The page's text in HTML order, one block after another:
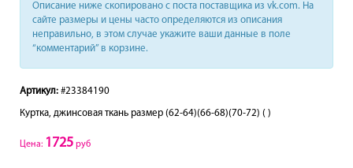
Описание ниже скопировано с поста поставщика из vk.com. На
сайте размеры и цены часто определяются из описания
неправильно, в этом случае укажите ваши данные в поле
“комментарий” в корзине.
Артикул: #23384190
Куртка, джинсовая ткань размер (62-64)(66-68)(70-72) ( )
Цена: 1725 руб